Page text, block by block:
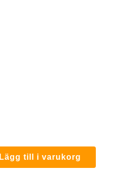
Lägg till i varukorg